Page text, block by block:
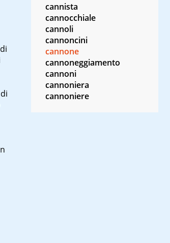
cannista
cannocchiale
cannoli
cannoncini
cannone
cannoneggiamento
cannoni
cannoniera
cannoniere